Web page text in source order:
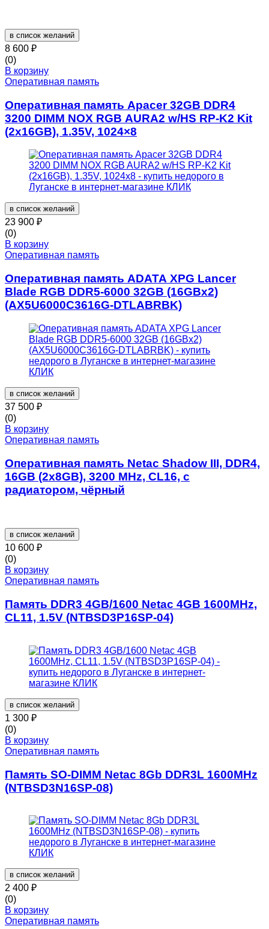
в список желаний
8 600 ₽
(0)
В корзину
Оперативная память
Оперативная память Apacer 32GB DDR4
3200 DIMM NOX RGB AURA2 w/HS RP-K2 Kit
(2x16GB), 1.35V, 1024×8
в список желаний
23 900 ₽
(0)
В корзину
Оперативная память
Оперативная память ADATA XPG Lancer
Blade RGB DDR5-6000 32GB (16GBx2)
(AX5U6000C3616G-DTLABRBK)
в список желаний
37 500 ₽
(0)
В корзину
Оперативная память
Оперативная память Netac Shadow III, DDR4,
16GB (2x8GB), 3200 MHz, CL16, с
радиатором, чёрный
в список желаний
10 600 ₽
(0)
В корзину
Оперативная память
Память DDR3 4GB/1600 Netac 4GB 1600MHz,
CL11, 1.5V (NTBSD3P16SP-04)
в список желаний
1 300 ₽
(0)
В корзину
Оперативная память
Память SO-DIMM Netac 8Gb DDR3L 1600MHz
(NTBSD3N16SP-08)
в список желаний
2 400 ₽
(0)
В корзину
Оперативная память